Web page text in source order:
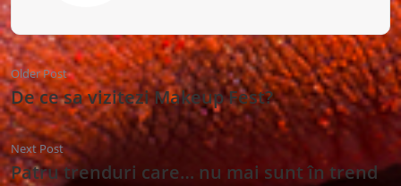
Older Post
De ce sa vizitezi Makeup Fest?
Next Post
Patru trenduri care… nu mai sunt în trend